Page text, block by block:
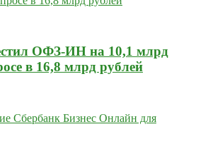
ОФЗ-ИН на 10,1 млрд
в 16,8 млрд рублей